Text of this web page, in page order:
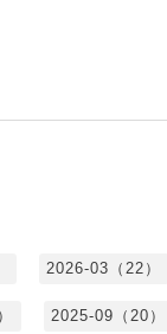
2026-03（22）
2025-09（20）